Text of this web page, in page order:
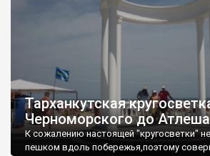
Тарханкутская
Черноморского до
К сожалению настоящей "кругосветки"
пешком вдоль побережья,поэтому